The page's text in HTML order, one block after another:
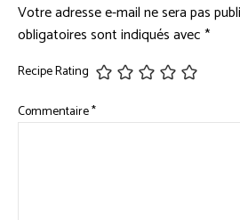
Votre adresse e-mail ne sera pas
obligatoires sont indiqués avec*
Recipe Rating
Commentaire*